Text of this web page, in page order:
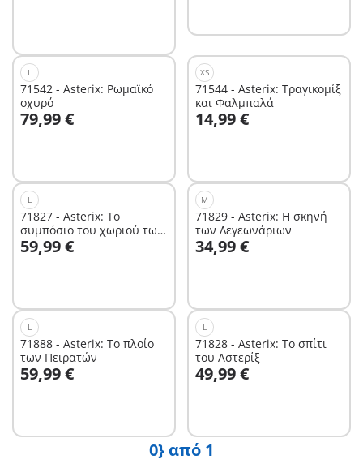
L
71542 - Asterix: Ρωμαϊκό
οχυρό
79,99 €
Στο καλάθι
XS
71544 - Asterix: Τραγικομίξ
και Φαλμπαλά
14,99 €
Στο καλάθι
L
71827 - Asterix: Το
συμπόσιο του χωριού των
Γαλατών
59,99 €
Στο καλάθι
M
71829 - Asterix: Η σκηνή
των Λεγεωνάριων
34,99 €
Στο καλάθι
L
71888 - Asterix: Το πλοίο
των Πειρατών
59,99 €
Στο καλάθι
L
71828 - Asterix: Το σπίτι
του Αστερίξ
49,99 €
Στο καλάθι
0} από 1